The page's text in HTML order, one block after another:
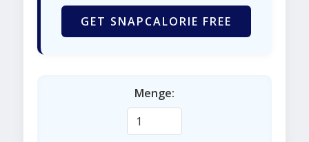
GET SNAPCALORIE FREE
Menge: